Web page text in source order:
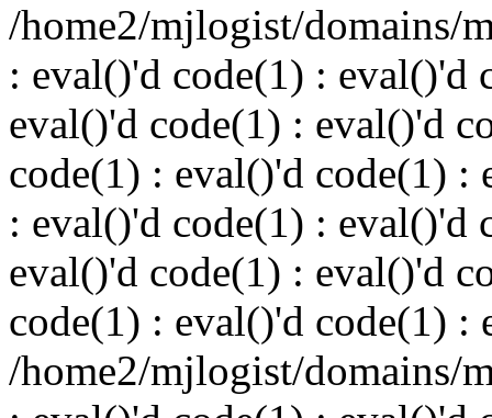
/home2/mjlogist/domains/
: eval()'d code(1) : eval()'d
eval()'d code(1) : eval()'d
code(1) : eval()'d code(1) :
: eval()'d code(1) : eval()'d
eval()'d code(1) : eval()'d
code(1) : eval()'d code(1) :
/home2/mjlogist/domains/